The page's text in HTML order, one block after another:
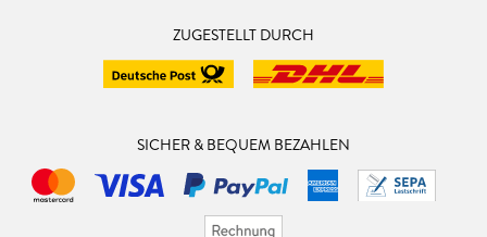
ZUGESTELLT DURCH
SICHER & BEQUEM BEZAHLEN